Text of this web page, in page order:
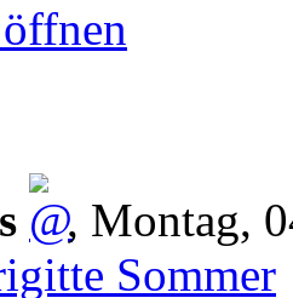
, Montag,
Sommer